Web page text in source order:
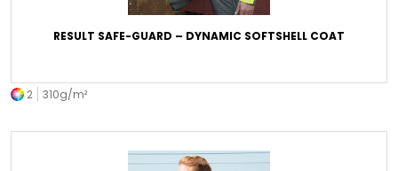
RESULT SAFE-GUARD – DYNAMIC SOFTSHELL COAT
2 310g/m²